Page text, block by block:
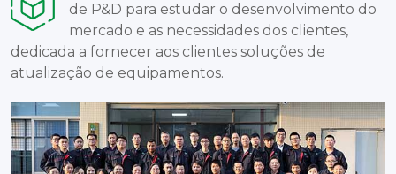
de P&D para estudar o desenvolvimento do
mercado e as necessidades dos clientes,
dedicada a fornecer aos clientes soluções de
atualização de equipamentos.